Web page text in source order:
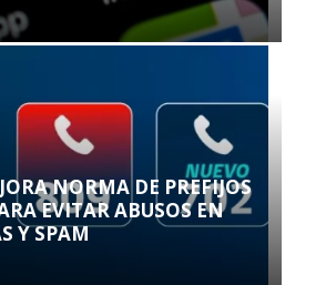
NORMA DE PREFIJOS
EVITAR ABUSOS EN
Y SPAM